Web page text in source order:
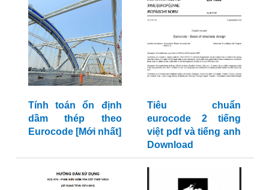
Tính toán ổn định
dầm thép theo
Eurocode [Mới nhất]
Tiêu chuẩn
eurocode 2 tiếng
việt pdf và tiếng anh
Download